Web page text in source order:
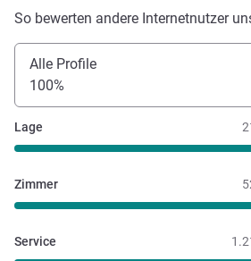
So bewerten andere Internetnutzer
Alle Profile
100%
Lage
Zimmer
Service